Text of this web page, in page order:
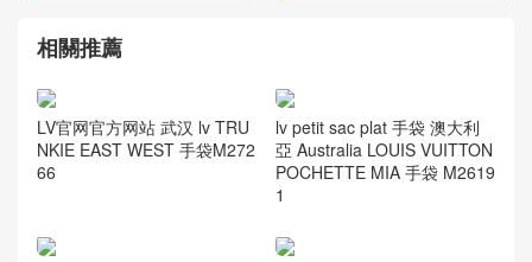
相關推薦
LV官网官方网站 武汉 lv TRU
NKIE EAST WEST 手袋M272
66
lv petit sac plat 手袋 澳大利
亞 Australia LOUIS VUITTON
POCHETTE MIA 手袋 M2619
1